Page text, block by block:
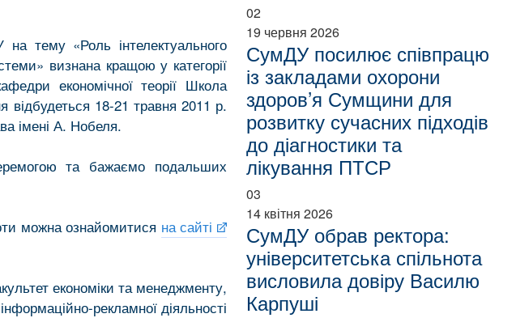
тему «Роль інтелектуального
визнана кращою у категорії
економічної теорії Школа
відбудеться 18-21 травня 2011 р.
імені А. Нобеля.
та бажаємо подальших
можна ознайомитися на сайті
економіки та менеджменту,
рекламної діяльності
02
19 червня 2026
СумДУ посилює співпрацю
із закладами охорони
здоров’я Сумщини для
розвитку сучасних підходів
до діагностики та
лікування ПТСР
03
14 квітня 2026
СумДУ обрав ректора:
університетська спільнота
висловила довіру Василю
Карпуші